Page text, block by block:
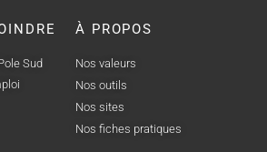
Sud
À PROPOS
Nos valeurs
Nos outils
Nos sites
Nos fiches pratiques